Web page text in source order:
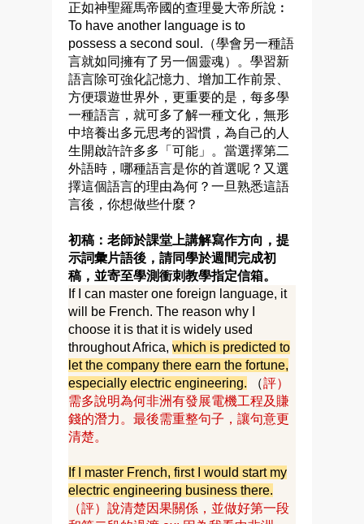
正如神聖羅馬帝國的查理曼大帝所說︰
To have another language is to
possess a second soul.（學會另一種語
言就如同擁有了另一個靈魂）。學習新
語言除可強化記憶力、增加工作前景、
方便環遊世界外，更重要的是，每多學
一種語言，就可多了解一種文化，無形
中培養出多元思考的習慣，為自己的人
生開啟許許多多「可能」。當選擇第二
外語時，哪種語言是你的首選呢？又選
擇這個語言的理由為何？一旦熟悉這語
言後，你想做些什麼？
初稿：老師於課堂上講解寫作方向，提
示詞彙片語後，請同學於週間完成初
稿，並寄至學測衝刺教學指定信箱。
If I can master one foreign language, it
will be French. The reason why I
choose it is that it is widely used
throughout Africa, which is predicted to
let the company there earn the fortune,
especially electric engineering. （評）
需多說明為何非洲有發展電機工程及賺
錢的潛力。最後需重整句子，讓句意更
清楚。
If I master French, first I would start my
electric engineering business there.
（評）說清楚因果關係，並做好第一段